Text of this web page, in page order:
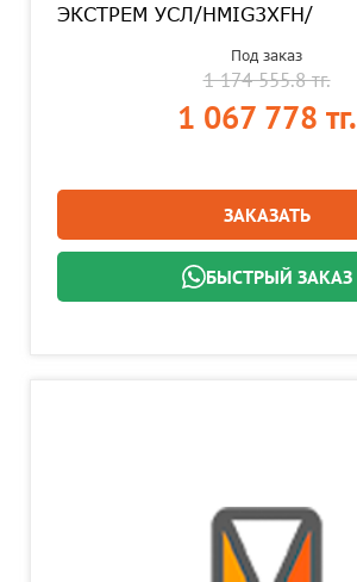
ЭКСТРЕМ УСЛ/HMIG3XFH/
Под заказ
1 174 555.8 тг.
1 067 778 тг.
ЗАКАЗАТЬ
БЫСТРЫЙ ЗАКАЗ